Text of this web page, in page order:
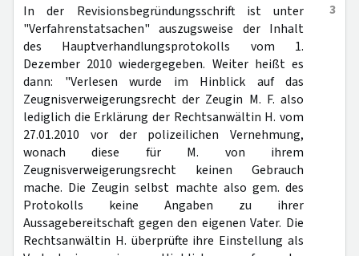
3
In der Revisionsbegründungsschrift ist unter
"Verfahrenstatsachen" auszugsweise der Inhalt
des Hauptverhandlungsprotokolls vom 1.
Dezember 2010 wiedergegeben. Weiter heißt es
dann: "Verlesen wurde im Hinblick auf das
Zeugnisverweigerungsrecht der Zeugin M. F. also
lediglich die Erklärung der Rechtsanwältin H. vom
27.01.2010 vor der polizeilichen Vernehmung,
wonach diese für M. von ihrem
Zeugnisverweigerungsrecht keinen Gebrauch
mache. Die Zeugin selbst machte also gem. des
Protokolls keine Angaben zu ihrer
Aussagebereitschaft gegen den eigenen Vater. Die
Rechtsanwältin H. überprüfte ihre Einstellung als